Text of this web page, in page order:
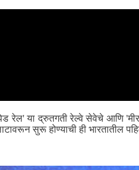
रेल' या द्रुतगती रेल्वे सेवेचे आणि
सुरू होण्याची ही भारतातील